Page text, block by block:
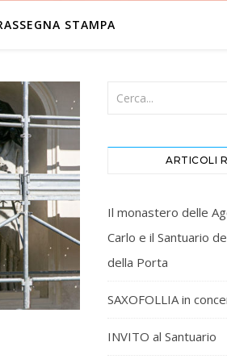
STAMPA
ARTICOLI
Il monastero delle
Carlo e il Santuario
della Porta
SAXOFOLLIA in
INVITO al Santuario